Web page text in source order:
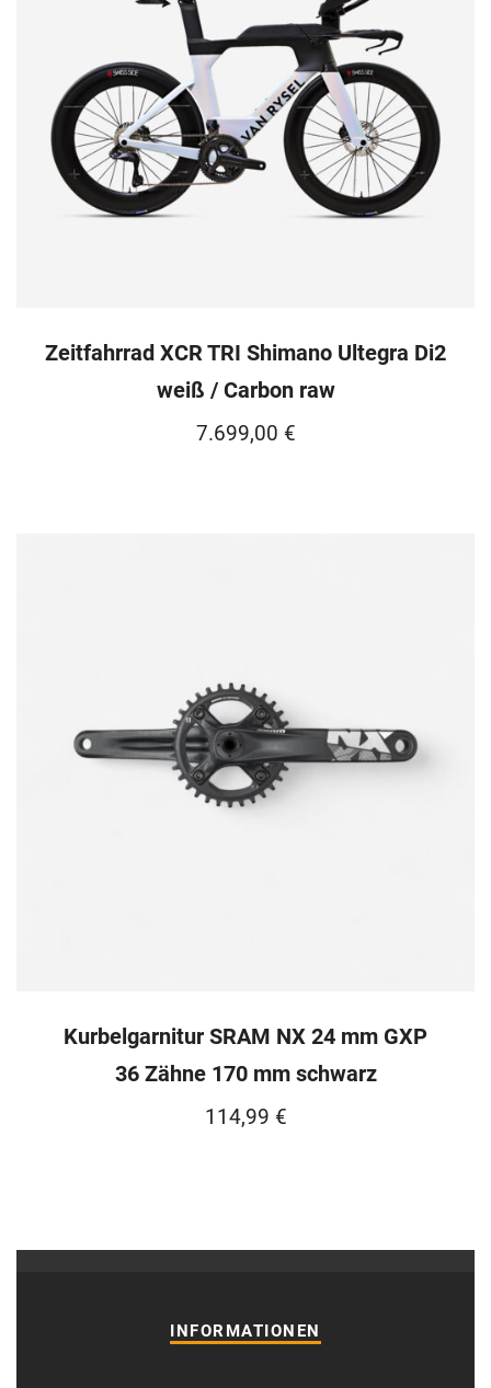
Zeitfahrrad XCR TRI Shimano Ultegra Di2
weiß / Carbon raw
7.699,00 €
Kurbelgarnitur SRAM NX 24 mm GXP
36 Zähne 170 mm schwarz
114,99 €
INFORMATIONEN